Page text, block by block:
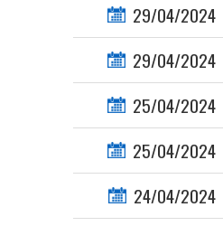
29/04/2024
29/04/2024
25/04/2024
25/04/2024
24/04/2024